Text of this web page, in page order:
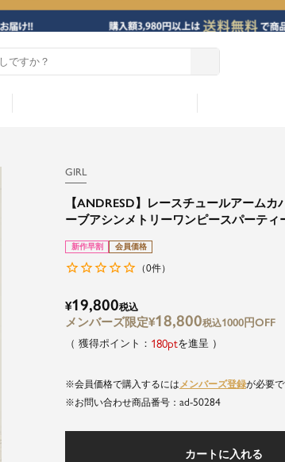
GIRL
【ANDRESD】レースチュールアームカ
ーブアシンメトリーワンピースパーティ
新作早割 会員価格
（0件）
¥19,800税込
¥18,800税込1000円OFF
180 を進呈
会員価格で購入するには メンバーズ登録が必要
商品番号
ad-50284
カートに入れる